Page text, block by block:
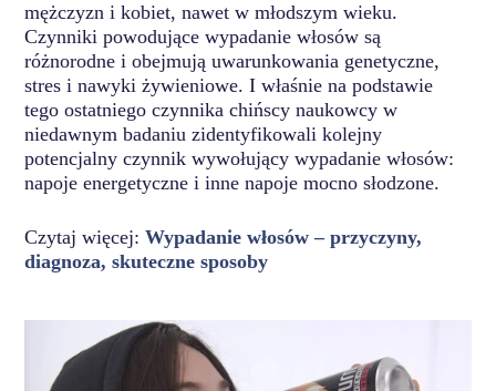
mężczyzn i kobiet, nawet w młodszym wieku.
Czynniki powodujące wypadanie włosów są
różnorodne i obejmują uwarunkowania genetyczne,
stres i nawyki żywieniowe. I właśnie na podstawie
tego ostatniego czynnika chińscy naukowcy w
niedawnym badaniu zidentyfikowali kolejny
potencjalny czynnik wywołujący wypadanie włosów:
napoje energetyczne i inne napoje mocno słodzone.
Czytaj więcej:Wypadanie włosów – przyczyny,
diagnoza, skuteczne sposoby